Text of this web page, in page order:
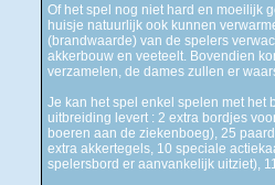
Of het spel nog niet hard en moeilijk
huisje natuurlijk ook kunnen
(brandwaarde) van de spelers
akkerbouw en veeteelt. Bovendien
verzamelen, de dames zullen er
Je kan het spel enkel spelen met
uitbreiding levert : 2 extra bordjes
boeren aan de ziekenboeg), 25
extra akkertegels, 10 speciale
spelersbord er aanvankelijk uitziet),